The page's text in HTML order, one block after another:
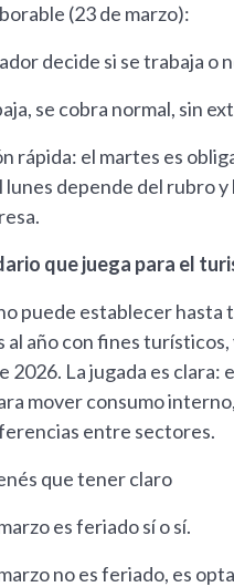
(23 de marzo):
decide si se trabaja o
se cobra normal, sin
rápida: el martes es
depende del rubro y
que juega para el
puede establecer hasta
al año con fines turísticos,
2026. La jugada es clara:
mover consumo
entre sectores.
que tener claro
es feriado sí o sí.
no es feriado, es